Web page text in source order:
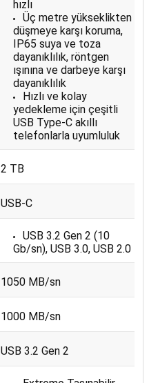
hızlı
Üç metre yükseklikten
düşmeye karşı koruma,
IP65 suya ve toza
dayanıklılık, röntgen
ışınına ve darbeye karşı
dayanıklılık
Hızlı ve kolay
yedekleme için çeşitli
USB Type-C akıllı
telefonlarla uyumluluk
2 TB
USB-C
USB 3.2 Gen 2 (10
Gb/sn), USB 3.0, USB 2.0
1050 MB/sn
1000 MB/sn
USB 3.2 Gen 2